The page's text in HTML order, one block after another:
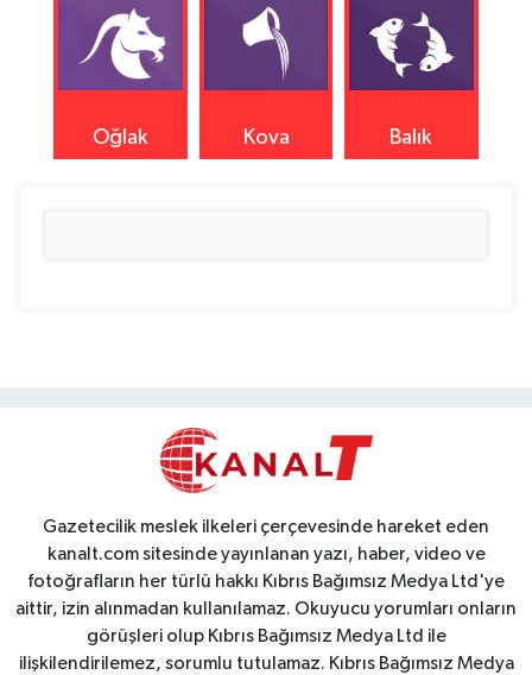
Oğlak Kova Balık
Gazetecilik meslek ilkeleri çerçevesinde hareket eden
kanalt.com sitesinde yayınlanan yazı, haber, video ve
fotoğrafların her türlü hakkı Kıbrıs Bağımsız Medya Ltd'ye
aittir, izin alınmadan kullanılamaz. Okuyucu yorumları onların
görüşleri olup Kıbrıs Bağımsız Medya Ltd ile
ilişkilendirilemez, sorumlu tutulamaz. Kıbrıs Bağımsız Medya